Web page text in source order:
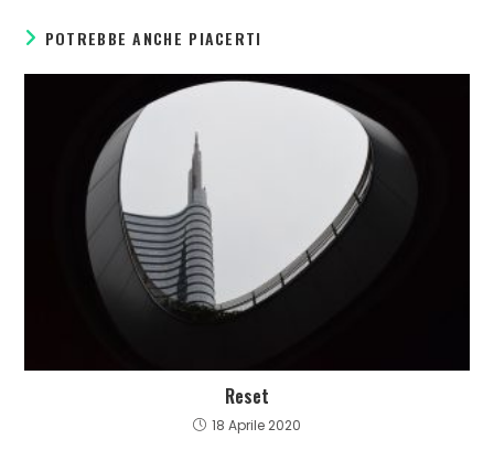
POTREBBE ANCHE PIACERTI
Reset
18 Aprile 2020